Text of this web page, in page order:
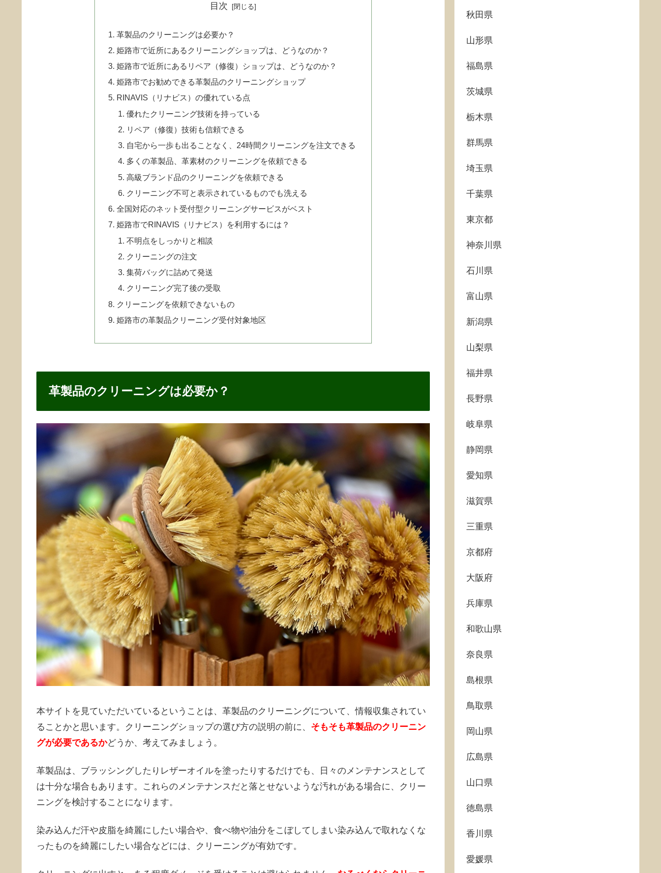
目次
革製品のクリーニングは必要か？
姫路市で近所にあるクリーニングショップは、どうなのか？
姫路市で近所にあるリペア（修復）ショップは、どうなのか？
姫路市でお勧めできる革製品のクリーニングショップ
RINAVIS（リナビス）の優れている点
優れたクリーニング技術を持っている
リペア（修復）技術も信頼できる
自宅から一歩も出ることなく、24時間クリーニングを注文できる
多くの革製品、革素材のクリーニングを依頼できる
高級ブランド品のクリーニングを依頼できる
クリーニング不可と表示されているものでも洗える
全国対応のネット受付型クリーニングサービスがベスト
姫路市でRINAVIS（リナビス）を利用するには？
不明点をしっかりと相談
クリーニングの注文
集荷バッグに詰めて発送
クリーニング完了後の受取
クリーニングを依頼できないもの
姫路市の革製品クリーニング受付対象地区
革製品のクリーニングは必要か？
本サイトを見ていただいているということは、革製品のクリーニングについて、情報収集されてい
ることかと思います。クリーニングショップの選び方の説明の前に、 そもそも革製品のクリーニン
グが必要であるかどうか、考えてみましょう。
革製品は、ブラッシングしたりレザーオイルを塗ったりするだけでも、日々のメンテナンスとして
は十分な場合もあります。これらのメンテナンスだと落とせないような汚れがある場合に、クリー
ニングを検討することになります。
染み込んだ汗や皮脂を綺麗にしたい場合や、食べ物や油分をこぼしてしまい染み込んで取れなくな
ったものを綺麗にしたい場合などには、クリーニングが有効です。
秋田県
山形県
福島県
茨城県
栃木県
群馬県
埼玉県
千葉県
東京都
神奈川県
石川県
富山県
新潟県
山梨県
福井県
長野県
岐阜県
静岡県
愛知県
滋賀県
三重県
京都府
大阪府
兵庫県
和歌山県
奈良県
島根県
鳥取県
岡山県
広島県
山口県
徳島県
香川県
愛媛県